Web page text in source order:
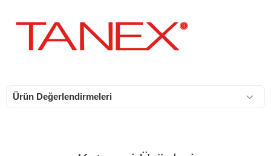
Ürün Değerlendirmeleri